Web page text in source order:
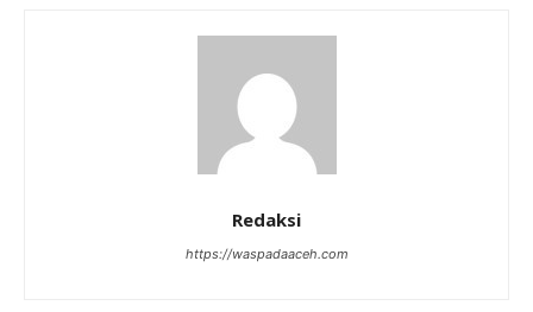
Redaksi
https://waspadaaceh.com